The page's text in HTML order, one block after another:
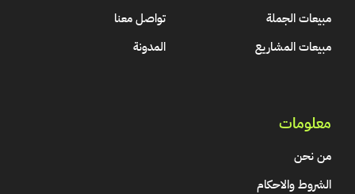
مبيعات الجملة
مبيعات المشاريع
تواصل معنا
المدونة
معلومات
من نحن
الشروط والاحكام